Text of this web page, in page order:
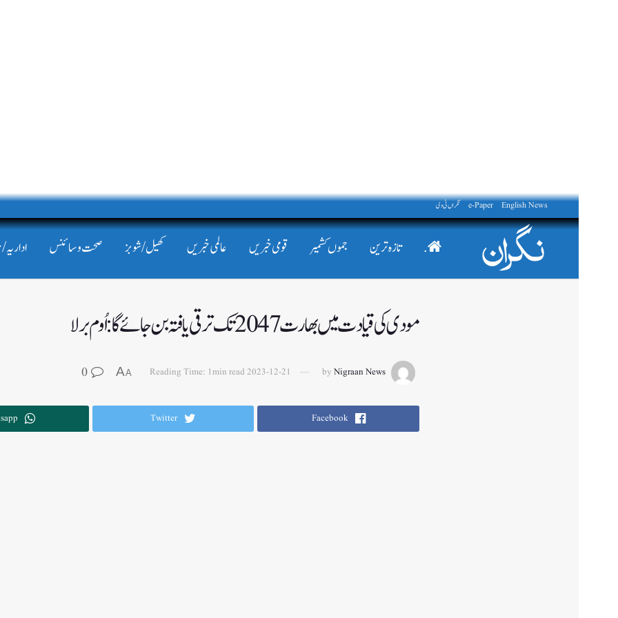
English News
e-Paper نگراں ٹی وی
. تازہ ترین جموں کشمیر قومی خبریں عالمی خبریں کھیل/شوبز صحت و سائنس
مودی کی قیادت میں بھارت 2047تک ترقی یافتہ بن جائے گا: اُوم برلا
by Nigraan News
2023-12-21
Reading Time: 1min read
A
A
Facebook
Twitter